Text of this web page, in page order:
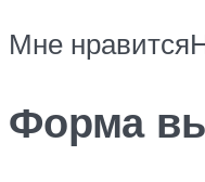
Мне
Форма